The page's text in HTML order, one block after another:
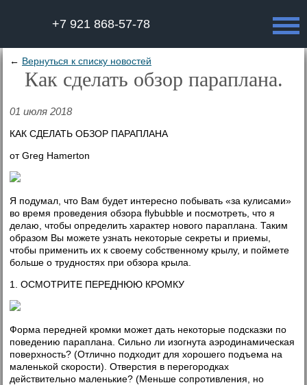
+7 921 868-57-78
← Вернуться к списку новостей
Как сделать обзор параплана.
01 июля 2018
КАК СДЕЛАТЬ ОБЗОР ПАРАПЛАНА
от Greg Hamerton
Я подумал, что Вам будет интересно побывать «за кулисами»
во время проведения обзора flybubble и посмотреть, что я
делаю, чтобы определить характер нового параплана. Таким
образом Вы можете узнать некоторые секреты и приемы,
чтобы применить их к своему собственному крылу, и поймете
больше о трудностях при обзора крыла.
1. ОСМОТРИТЕ ПЕРЕДНЮЮ КРОМКУ
Форма передней кромки может дать некоторые подсказки по
поведению параплана. Сильно ли изогнута аэродинамическая
поверхность? (Отлично подходит для хорошего подъема на
маленькой скорости). Отверстия в перегородках
действительно маленькие? (Меньше сопротивления, но